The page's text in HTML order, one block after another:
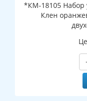
*КМ-18105 Набор
Клен